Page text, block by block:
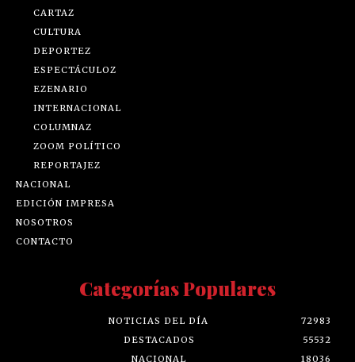
CARTAZ
CULTURA
DEPORTEZ
ESPECTÁCULOZ
EZENARIO
INTERNACIONAL
COLUMNAZ
ZOOM POLÍTICO
REPORTAJEZ
NACIONAL
EDICIÓN IMPRESA
NOSOTROS
CONTACTO
Categorías Populares
NOTICIAS DEL DÍA
72983
DESTACADOS
55532
NACIONAL
18036